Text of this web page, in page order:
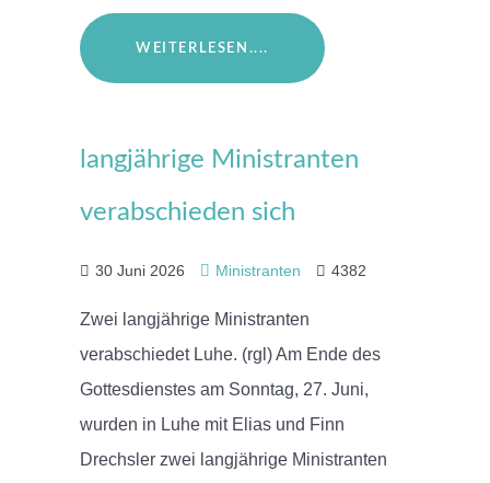
WEITERLESEN....
langjährige Ministranten
verabschieden sich
30 Juni 2026 Ministranten 4382
Zwei langjährige Ministranten
verabschiedet Luhe. (rgl) Am Ende des
Gottesdienstes am Sonntag, 27. Juni,
wurden in Luhe mit Elias und Finn
Drechsler zwei langjährige Ministranten